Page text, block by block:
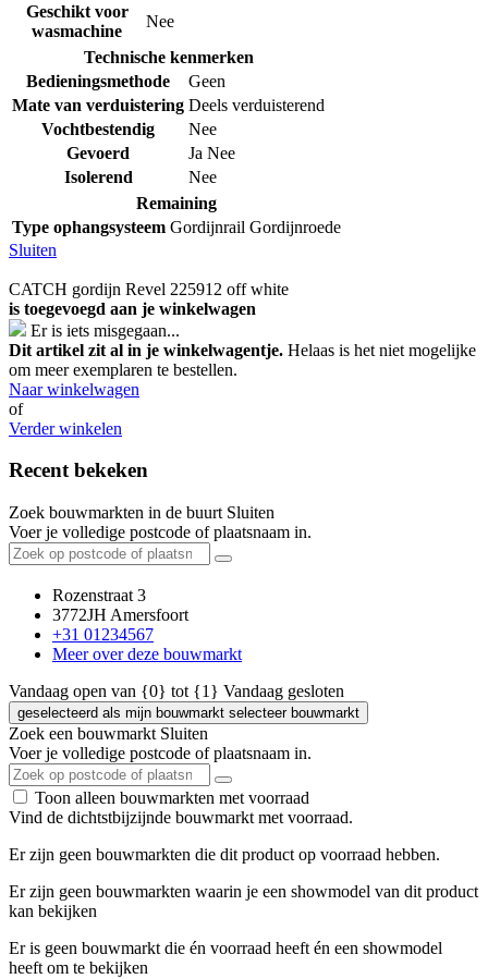
Geschikt voor
wasmachine
Nee
Technische kenmerken
Bedieningsmethode
Geen
Mate van verduistering Deels verduisterend
Vochtbestendig
Nee
Gevoerd
Ja Nee
Isolerend
Nee
Remaining
Type ophangsysteem Gordijnrail Gordijnroede
Sluiten
CATCH gordijn Revel 225912 off white
is toegevoegd aan je winkelwagen
Er is iets misgegaan...
Dit artikel zit al in je winkelwagentje. Helaas is het niet mogelijke
om meer exemplaren te bestellen.
Naar winkelwagen
of
Verder winkelen
Recent bekeken
Zoek bouwmarkten in de buurt Sluiten
Voer je volledige postcode of plaatsnaam in.
Rozenstraat 3
3772JH Amersfoort
+31 01234567
Meer over deze bouwmarkt
Vandaag open van {0} tot {1} Vandaag gesloten
geselecteerd als mijn bouwmarkt selecteer bouwmarkt
Zoek een bouwmarkt Sluiten
Voer je volledige postcode of plaatsnaam in.
Toon alleen bouwmarkten met voorraad
Vind de dichtstbijzijnde bouwmarkt met voorraad.
Er zijn geen bouwmarkten die dit product op voorraad hebben.
Er zijn geen bouwmarkten waarin je een showmodel van dit product
kan bekijken
Er is geen bouwmarkt die én voorraad heeft én een showmodel
heeft om te bekijken